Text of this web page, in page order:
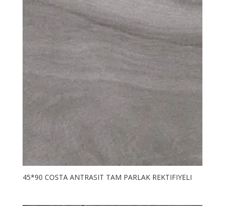
45*90 COSTA ANTRASIT TAM PARLAK REKTIFIYELI